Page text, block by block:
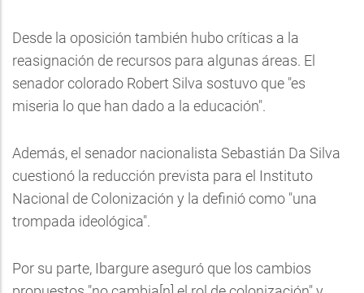
Desde la oposición también hubo críticas a la
reasignación de recursos para algunas áreas. El
senador colorado Robert Silva sostuvo que "es
miseria lo que han dado a la educación".
Además, el senador nacionalista Sebastián Da Silva
cuestionó la reducción prevista para el Instituto
Nacional de Colonización y la definió como "una
trompada ideológica".
Por su parte, Ibargure aseguró que los cambios